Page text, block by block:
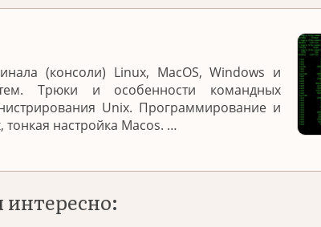
(консоли) Linux, MacOS, Windows и
Трюки и особенности командных
Unix. Программирование и
настройка Macos. …